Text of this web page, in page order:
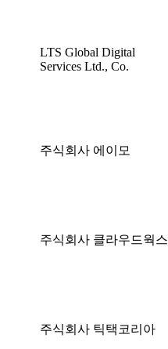
LTS Global Digital
Services Ltd., Co.
주식회사 에이모
주식회사 클라우드웍스
주식회사 틱택코리아